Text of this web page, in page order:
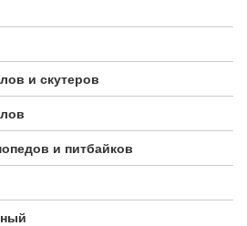
и скутеров
и питбайков